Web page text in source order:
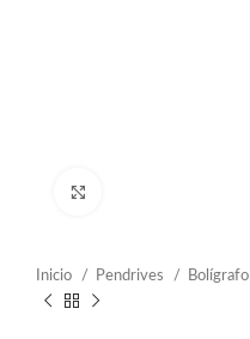
Inicio Pendrives Bolígrafo